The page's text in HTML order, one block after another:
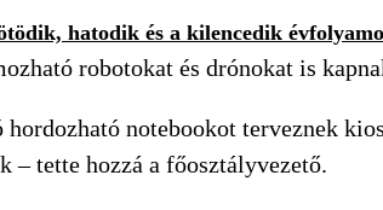
hatodik és a kilencedik
robotokat és drónokat is
notebookot terveznek
– tette hozzá a főosztályvezető.